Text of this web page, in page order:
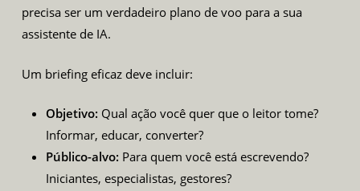
precisa ser um verdadeiro plano de voo para a sua
assistente de IA.
Um briefing eficaz deve incluir:
Objetivo: Qual ação você quer que o leitor tome?
Informar, educar, converter?
Público-alvo: Para quem você está escrevendo?
Iniciantes, especialistas, gestores?